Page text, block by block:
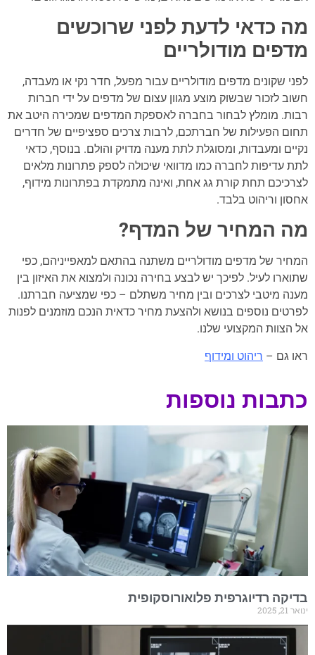
מה כדאי לדעת לפני שרוכשים
מדפים מודולריים
לפני שקונים מדפים מודולריים עבור מפעל, חדר נקי או מעבדה,
חשוב לזכור שבשוק מוצע מגוון עצום של מדפים על ידי חברות
רבות. מומלץ לבחור בחברה לאספקת המדפים שמכירה היטב את
תחום הפעילות של חברתכם, לרבות צרכים ספציפיים של חדרים
נקיים ומעבדות, ומסוגלת לתת מענה מדויק והולם. בנוסף, כדאי
לתת עדיפות לחברה כמו מדוואי שיכולה לספק פתרונות מלאים
לצרכיכם תחת קורת גג אחת, ואינה מתמקדת בפתרונות מידוף,
אחסון וריהוט בלבד.
מה המחיר של המדף?
המחיר של מדפים מודולריים משתנה בהתאם למאפייניהם, כפי
שתוארו לעיל. לפיכך יש לבצע בחירה נכונה ולמצוא את האיזון בין
מענה מיטבי לצרכים ובין מחיר משתלם – כפי שמציעה חברתנו.
לפרטים נוספים בנושא ולהצעת מחיר כדאית הנכם מוזמנים לפנות
אל הצוות המקצועי שלנו.
ראו גם – ריהוט ומידוף
כתבות נוספות
בדיקה רדיוגרפית פלואורוסקופית
ינואר 21, 2025